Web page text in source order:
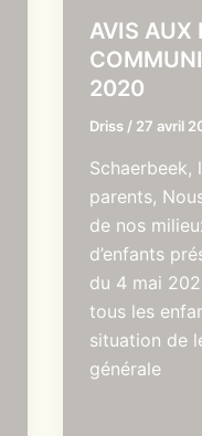
AVIS AUX
2020
Driss / 27 avril
Schaerbeek,
parents,
de nos
d’enfants
du 4 mai
tous les
situation de
générale